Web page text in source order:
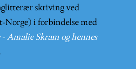
skriving ved
Norge) i forbindelse med
Amalie Skram og hennes